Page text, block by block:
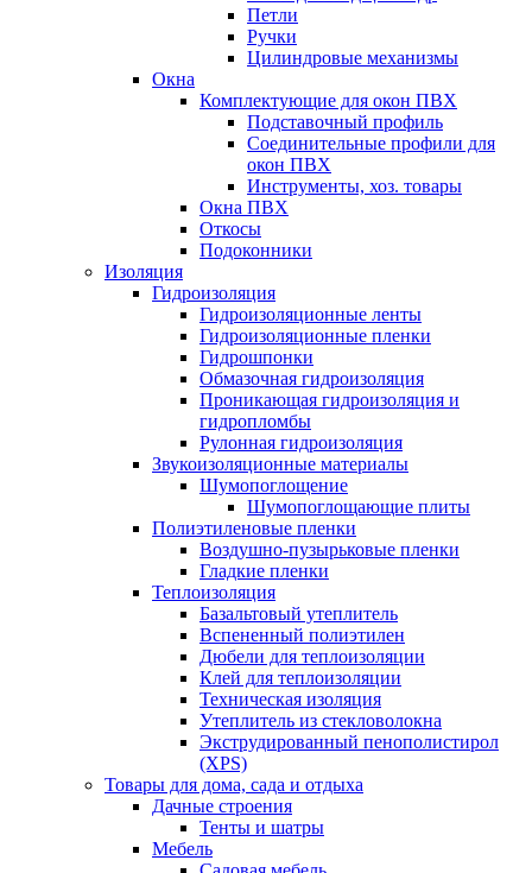
Петли
Ручки
Цилиндровые механизмы
Окна
Комплектующие для окон ПВХ
Подставочный профиль
Соединительные профили для
окон ПВХ
Инструменты, хоз. товары
Окна ПВХ
Откосы
Подоконники
Изоляция
Гидроизоляция
Гидроизоляционные ленты
Гидроизоляционные пленки
Гидрошпонки
Обмазочная гидроизоляция
Проникающая гидроизоляция и
гидропломбы
Рулонная гидроизоляция
Звукоизоляционные материалы
Шумопоглощение
Шумопоглощающие плиты
Полиэтиленовые пленки
Воздушно-пузырьковые пленки
Гладкие пленки
Теплоизоляция
Базальтовый утеплитель
Вспененный полиэтилен
Дюбели для теплоизоляции
Клей для теплоизоляции
Техническая изоляция
Утеплитель из стекловолокна
Экструдированный пенополистирол
(XPS)
Товары для дома, сада и отдыха
Дачные строения
Тенты и шатры
Мебель